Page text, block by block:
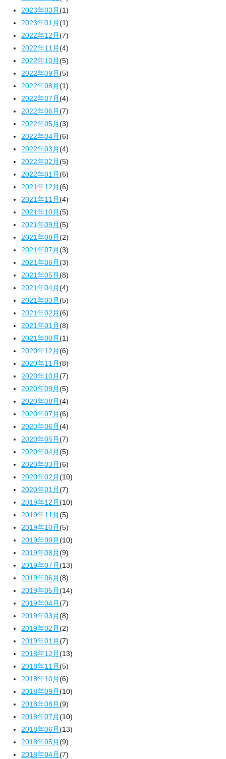
2023年03月(1)
2023年01月(1)
2022年12月(7)
2022年11月(4)
2022年10月(5)
2022年09月(5)
2022年08月(1)
2022年07月(4)
2022年06月(7)
2022年05月(3)
2022年04月(6)
2022年03月(4)
2022年02月(5)
2022年01月(6)
2021年12月(6)
2021年11月(4)
2021年10月(5)
2021年09月(5)
2021年08月(2)
2021年07月(3)
2021年06月(3)
2021年05月(8)
2021年04月(4)
2021年03月(5)
2021年02月(6)
2021年01月(8)
2021年00月(1)
2020年12月(6)
2020年11月(8)
2020年10月(7)
2020年09月(5)
2020年08月(4)
2020年07月(6)
2020年06月(4)
2020年05月(7)
2020年04月(5)
2020年03月(6)
2020年02月(10)
2020年01月(7)
2019年12月(10)
2019年11月(5)
2019年10月(5)
2019年09月(10)
2019年08月(9)
2019年07月(13)
2019年06月(8)
2019年05月(14)
2019年04月(7)
2019年03月(8)
2019年02月(2)
2019年01月(7)
2018年12月(13)
2018年11月(5)
2018年10月(6)
2018年09月(10)
2018年08月(9)
2018年07月(10)
2018年06月(13)
2018年05月(9)
2018年04月(7)